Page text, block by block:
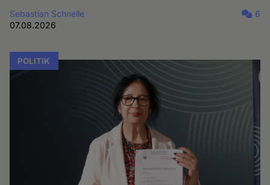
Sebastian Schnelle
07.08.2026
6
POLITIK